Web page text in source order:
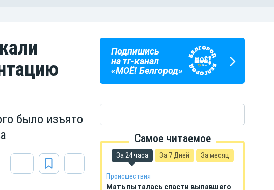
было изъято
Подпишись
на тг-канал
«МОЁ! Белгород»
ГОРОСКОП
НА КАЖДЫЙ ДЕНЬ
ПОГОДА
В БЕЛГОРОДЕ
Самое читаемое
За 24 часа За 7 Дней За месяц
Происшествия
Мать пыталась спасти выпавшего